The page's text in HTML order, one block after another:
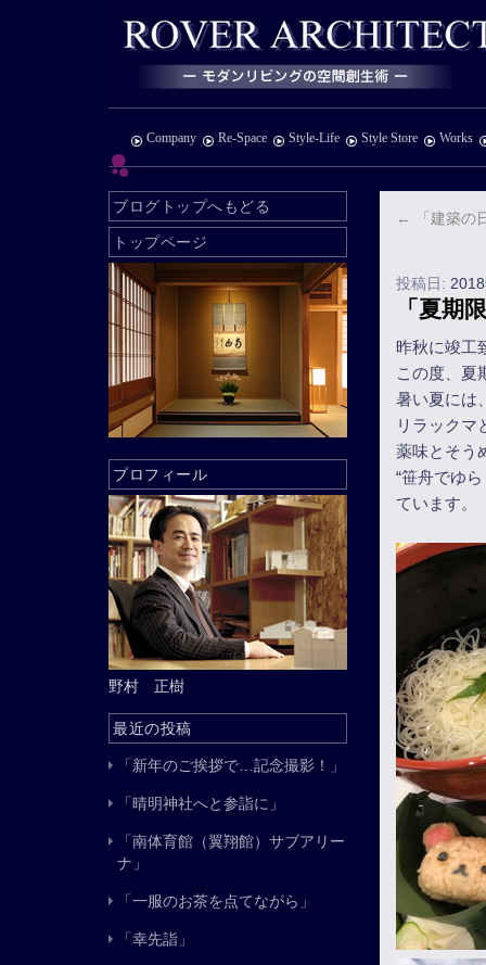
Company Re-Space Style-Life Style Store Works
← 「建築の
投稿日:
「夏期
昨秋に竣工
この度、夏
暑い夏には
リラックマ
薬味とそう
“笹舟でゆ
ています。
ブログトップへもどる
トップページ
プロフィール
野村 正樹
最近の投稿
「新年のご挨拶で…記念撮影！」
「晴明神社へと参詣に」
「南体育館（翼翔館）サブアリー
ナ」
「一服のお茶を点てながら」
「幸先詣」